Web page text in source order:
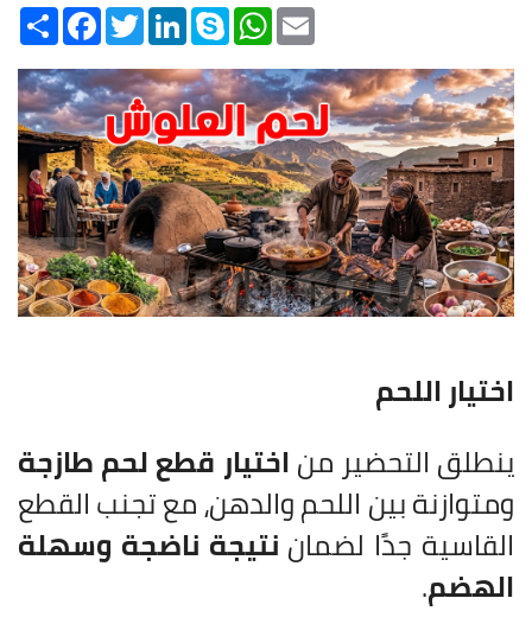
Share
FacebookTwitterLinkedInSkype
WhatsAppEmail
اختيار اللحم
ينطلق التحضير مناختيار قطع لحم طازجة
ومتوازنة بين اللحم والدهن، مع تجنب القطع
القاسية جدًا لضمان نتيجة ناضجة وسهلة
الهضم.